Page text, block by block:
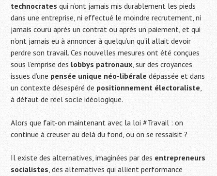
technocrates qui n’ont jamais mis durablement les pieds
dans une entreprise, ni effectué le moindre recrutement, ni
jamais couru après un contrat ou après un paiement, et qui
n’ont jamais eu à annoncer à quelqu’un qu’il allait devoir
perdre son travail. Ces nouvelles mesures ont été conçues
sous l’emprise des lobbys patronaux, sur des croyances
issues d’une pensée unique néo-libérale dépassée et dans
un contexte désespéré de positionnement électoraliste,
à défaut de réel socle idéologique.
Alors que fait-on maintenant avec la loi #Travail : on
continue à creuser au delà du fond, ou on se ressaisit ?
Il existe des alternatives, imaginées par des entrepreneurs
socialistes, des alternatives qui allient performance